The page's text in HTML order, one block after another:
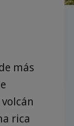
más
rica